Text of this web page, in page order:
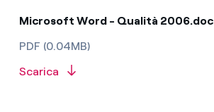
Microsoft Word - Qualità 2006.doc
PDF (0.04MB)
Scarica